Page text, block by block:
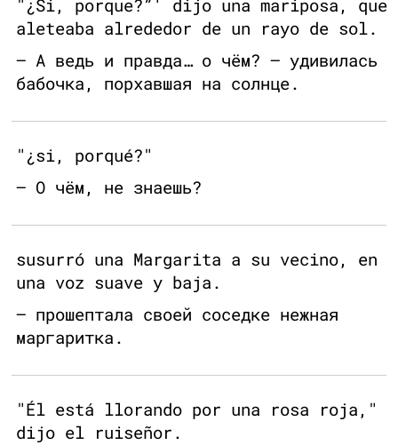
"¿Si, porque?”' dijo una mariposa, que
aleteaba alrededor de un rayo de sol.
— А ведь и правда… о чём? — удивилась
бабочка, порхавшая на солнце.
"¿si, porqué?"
— О чём, не знаешь?
susurró una Margarita a su vecino, en
una voz suave y baja.
— прошептала своей соседке нежная
маргаритка.
"Él está llorando por una rosa roja,"
dijo el ruiseñor.